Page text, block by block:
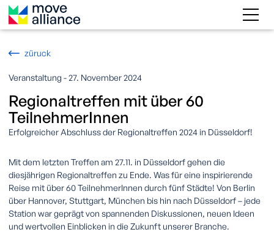
züruck
Veranstaltung - 27. November 2024
Regionaltreffen mit über 60
TeilnehmerInnen
Erfolgreicher Abschluss der Regionaltreffen 2024 in Düsseldorf!
Mit dem letzten Treffen am 27.11. in Düsseldorf gehen die
diesjährigen Regionaltreffen zu Ende. Was für eine inspirierende
Reise mit über 60 TeilnehmerInnen durch fünf Städte! Von Berlin
über Hannover, Stuttgart, München bis hin nach Düsseldorf – jede
Station war geprägt von spannenden Diskussionen, neuen Ideen
und wertvollen Einblicken in die Zukunft unserer Branche.